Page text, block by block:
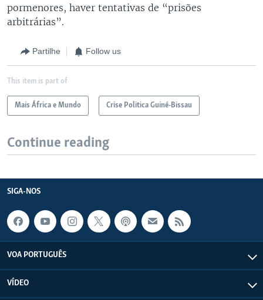
pormenores, haver tentativas de “prisões
arbitrárias”.
Partilhe Follow us
This item is part of
Mais África e Mundo Crise Politica Guiné-Bissau
Continue reading
SIGA-NOS
VOA PORTUGUÊS
VÍDEO